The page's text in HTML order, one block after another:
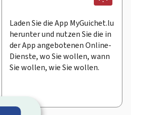
Laden Sie die App MyGuichet.lu
herunter und nutzen Sie die in
der App angebotenen Online-
Dienste, wo Sie wollen, wann
Sie wollen, wie Sie wollen.